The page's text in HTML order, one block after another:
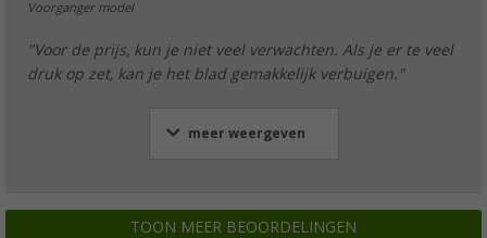
Voorganger model
"Voor de prijs, kun je niet veel verwachten. Als je er te veel
druk op zet, kan je het blad gemakkelijk verbuigen."
meer weergeven
TOON MEER BEOORDELINGEN